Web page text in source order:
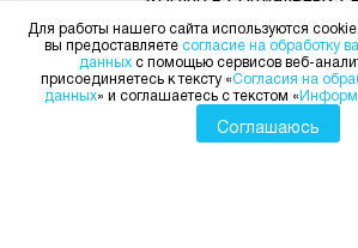
Для физических лиц
shop@korting-
Для юридических лиц
Для работы нашего сайта используются
вы предоставляете согласие на обработку
данных с помощью сервисов веб-
присоединяетесь к тексту «Согласия на
данных» и соглашаетесь с текстом «
Соглашаюсь